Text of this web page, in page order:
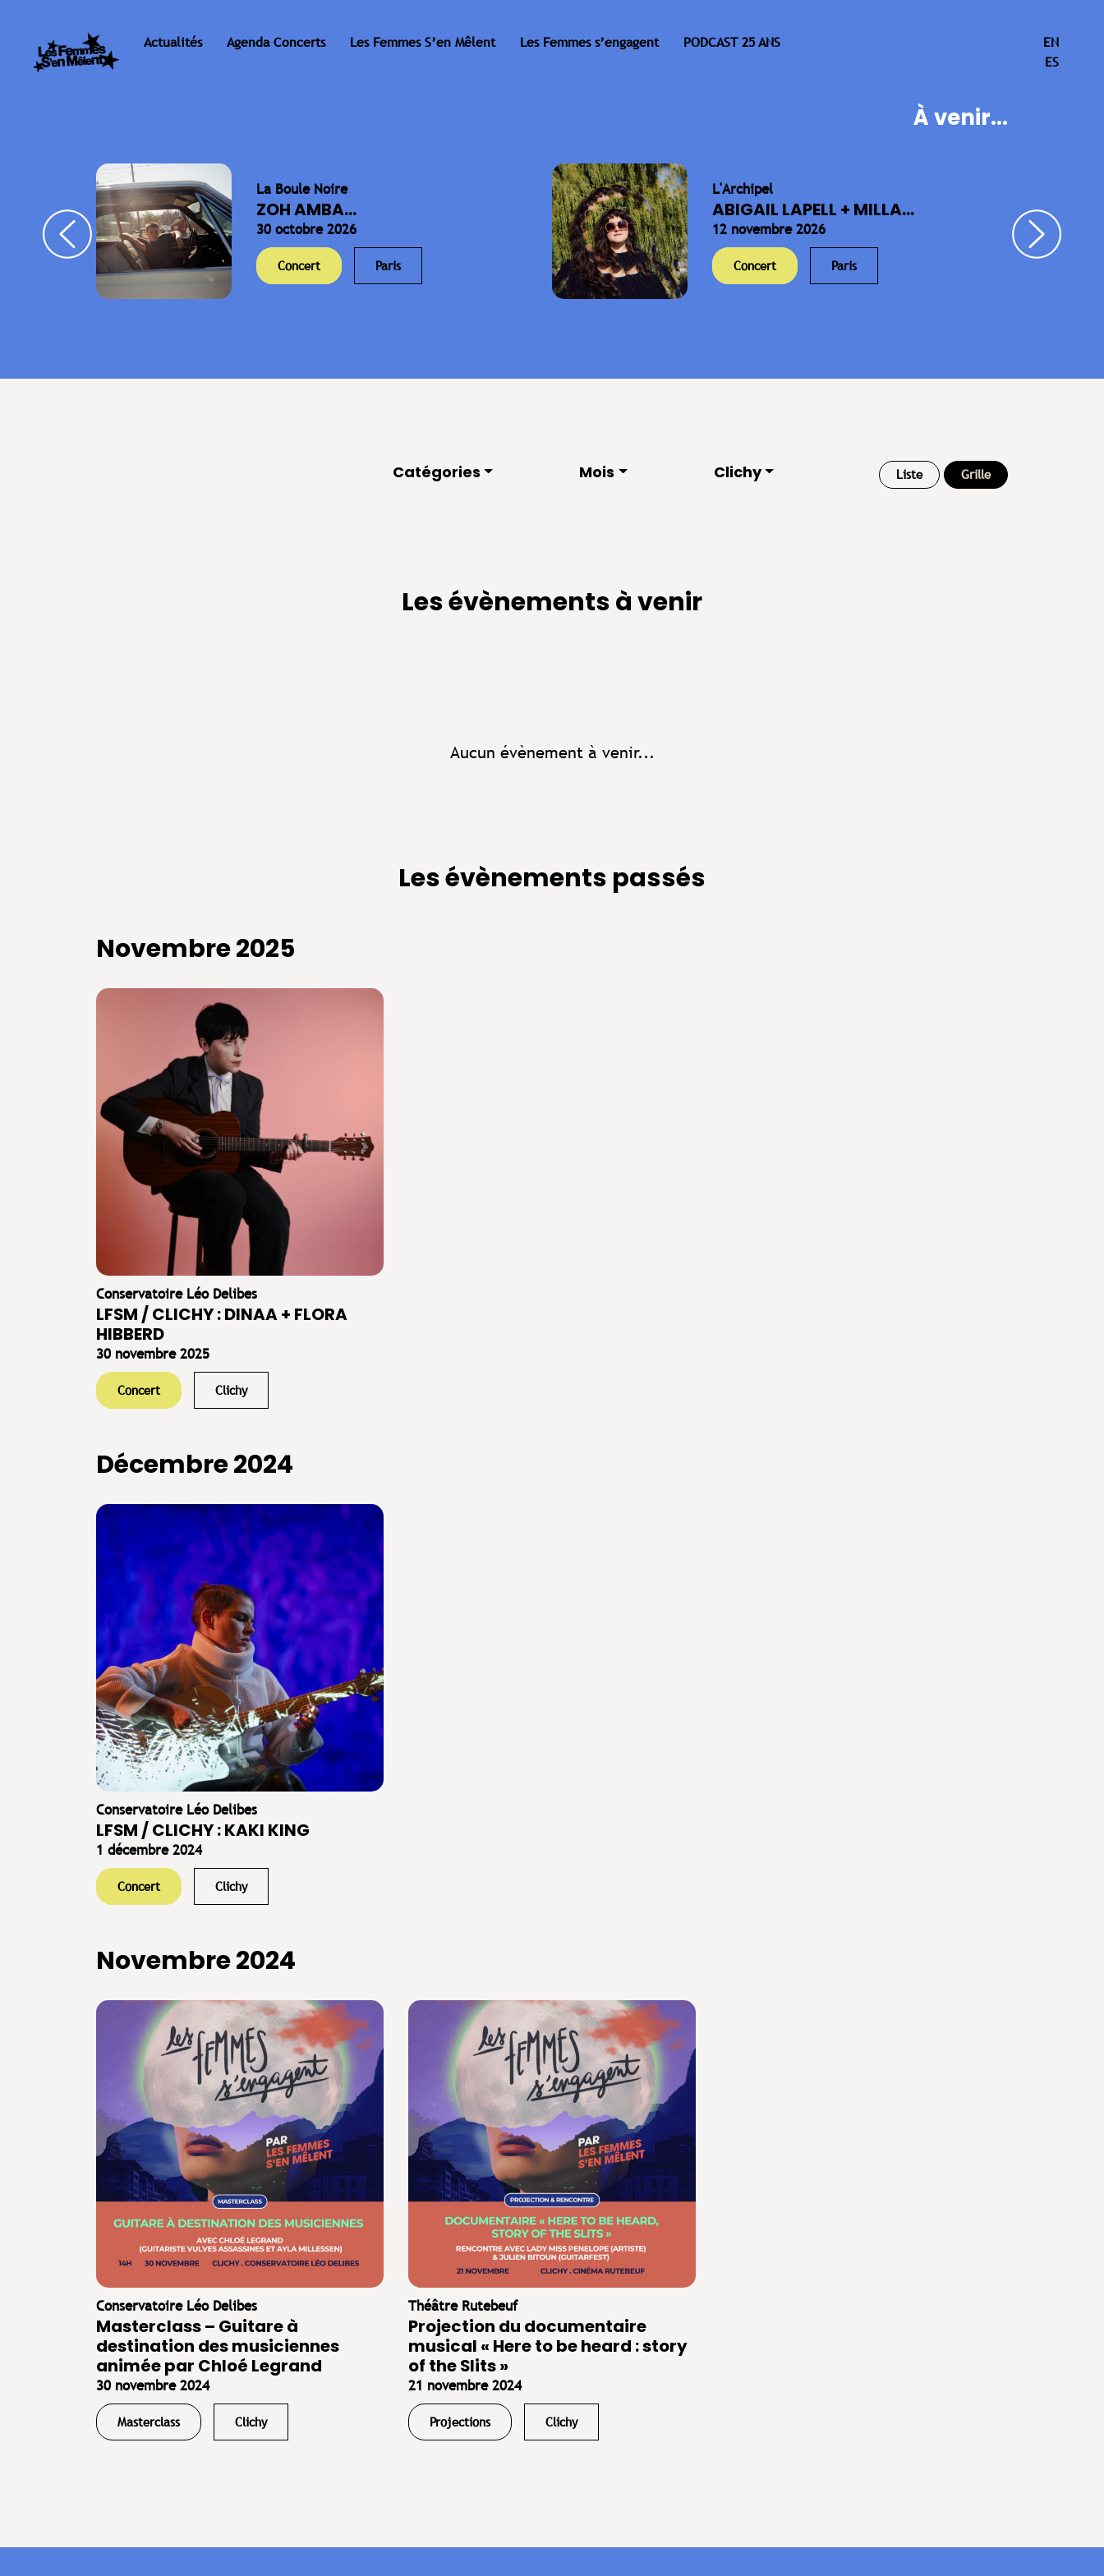
Actualités Agenda Concerts Les Femmes S’en Mêlent Les Femmes s’engagent PODCAST 25 ANS
EN
ES
À venir...
La Boule Noire
ZOH AMBA...
30 octobre 2026
Concert Paris
L'Archipel
ABIGAIL LAPELL + MILLA...
12 novembre 2026
Concert Paris
Catégories Mois Clichy Liste Grille
Les évènements à venir
Aucun évènement à venir...
Les évènements passés
Novembre 2025
Conservatoire Léo Delibes
LFSM / CLICHY : DINAA + FLORA
HIBBERD
30 novembre 2025
Concert Clichy
Décembre 2024
Conservatoire Léo Delibes
LFSM / CLICHY : KAKI KING
1 décembre 2024
Concert Clichy
Novembre 2024
Conservatoire Léo Delibes
Masterclass – Guitare à
destination des musiciennes
animée par Chloé Legrand
30 novembre 2024
Masterclass Clichy
Théâtre Rutebeuf
Projection du documentaire
musical « Here to be heard : story
of the Slits »
21 novembre 2024
Projections Clichy